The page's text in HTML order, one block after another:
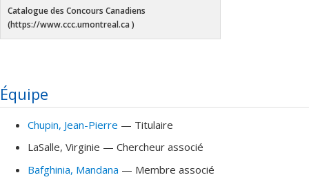
Catalogue des Concours Canadiens
(https://www.ccc.umontreal.ca )
Équipe
Chupin, Jean-Pierre — Titulaire
LaSalle, Virginie — Chercheur associé
Bafghinia, Mandana — Membre associé